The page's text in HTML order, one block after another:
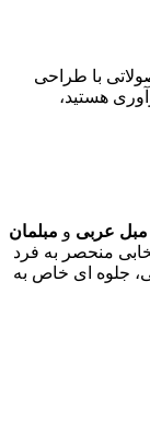
با طراحی
هستید،
مبل عربی و مبلمان
منحصر به فرد
جلوه ای خاص به